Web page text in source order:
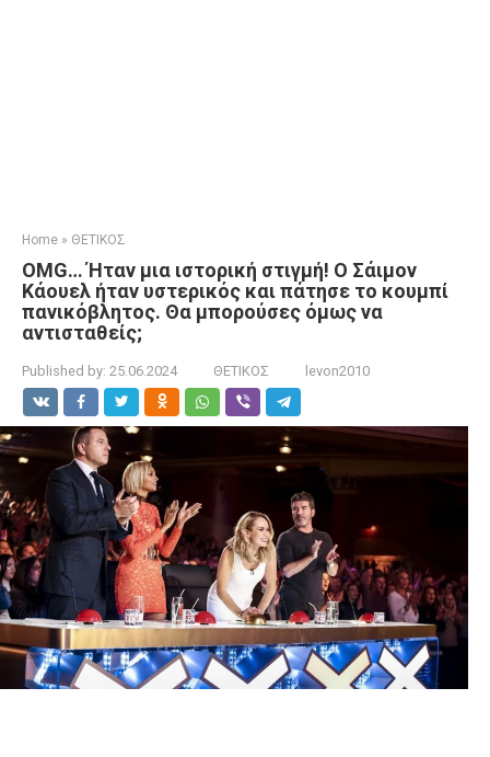
Home » ΘΕΤΙΚΟΣ
OMG… Ήταν μια ιστορική στιγμή! Ο Σάιμον
Κάουελ ήταν υστερικός και πάτησε το κουμπί
πανικόβλητος. Θα μπορούσες όμως να
αντισταθείς;
Published by: 25.06.2024 ΘΕΤΙΚΟΣ levon2010